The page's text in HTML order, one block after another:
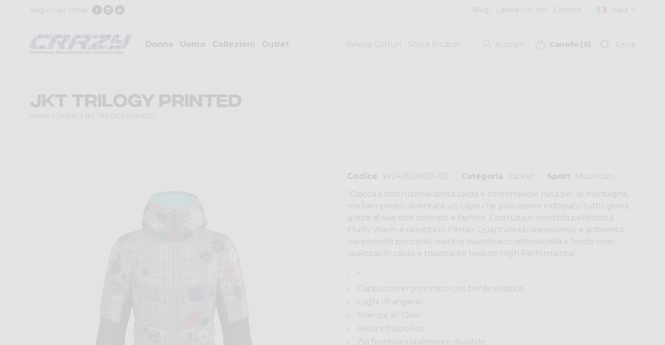
Seguici sui social Blog Lavora con noi Contatti Italia
Donna Uomo Collezioni Outlet Valeria Colturi Store locator Account Carrello [0] Cerca
JKT TRILOGY PRINTED
Home Jacket JKT TRILOGY PRINTED
Codice W24055185D-00 Categoria Jacket Sport
Mountain
"Giacca a costruzione ibrida calda e confortevole nata per la montagna,
ma ben presto diventata un capo che può essere indossato tutti i giorni,
grazie al suo stile colorato e fashion. Costruita in morbida pelliccetta
Fluffy Warm e rivestita in Pertex Quantum idrorepellente e antivento
nei pannelli principali, mentre avambracci, sottoascella e fondo sono
realizzati in caldo e traspirante tessuto High Performance."
"
Cappuccio ergonomico con bordo elastico
Loghi rifrangenti
Stampe all Over
Asola infilapollice
Zip frontale totalmente divisibile